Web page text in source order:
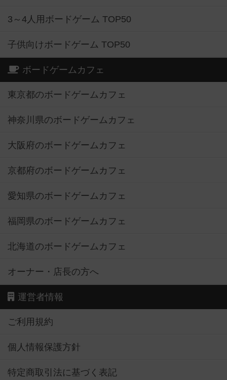
3～4人用ボードゲーム TOP50
子供向けボードゲーム TOP50
ボードゲームカフェ
東京都のボードゲームカフェ
神奈川県のボードゲームカフェ
大阪府のボードゲームカフェ
京都府のボードゲームカフェ
愛知県のボードゲームカフェ
福岡県のボードゲームカフェ
北海道のボードゲームカフェ
オーナー・店長の方へ
運営者情報
ご利用規約
個人情報保護方針
特定商取引法に基づく表記